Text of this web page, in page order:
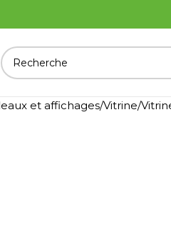
et affichages Vitrine